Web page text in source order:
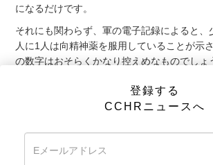
になるだけです。
それにも関わらず、軍の電子記録によると、
人に1人は向精神薬を服用していることが示
の数字はおそらくかなり控えめなものでしょ
何の処方箋もなく頻繁にやり取りされている
向精神薬の危険性は長い間知られています。
ため、欧州連合やその他10ヵ国の薬物規制当
登録する
CCHRニュースへ